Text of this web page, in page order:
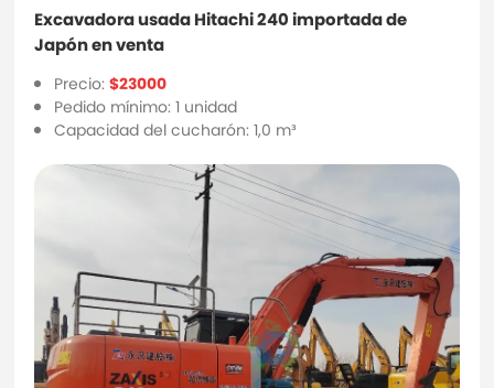
Excavadora usada Hitachi 240 importada de
Japón en venta
Precio:$23000
Pedido mínimo: 1 unidad
Capacidad del cucharón: 1,0 m³